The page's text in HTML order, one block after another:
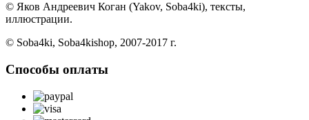
© Яков Андреевич Коган (Yakov, Soba4ki), тексты,
иллюстрации.
© Soba4ki, Soba4kishop, 2007-2017 г.
Способы оплаты